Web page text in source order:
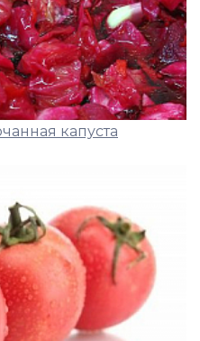
капуста